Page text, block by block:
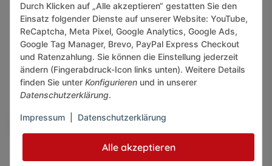
GESETZLICHE INFORMATIONEN
Sicher bezahlen via:
Durch Klicken auf „Alle akzeptieren“ gestatten Sie den
Einsatz folgender Dienste auf unserer Website: YouTube,
ReCaptcha, Meta Pixel, Google Analytics, Google Ads,
Google Tag Manager, Brevo, PayPal Express Checkout
und Ratenzahlung. Sie können die Einstellung jederzeit
ändern (Fingerabdruck-Icon links unten). Weitere Details
finden Sie unter Konfigurieren und in unserer
Datenschutzerklärung.
Impressum Datenschutzerklärung
Alle akzeptieren